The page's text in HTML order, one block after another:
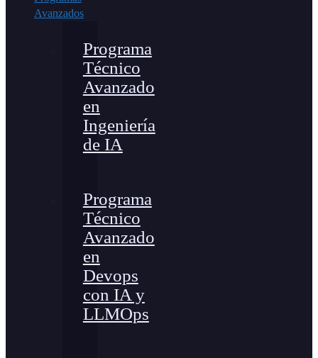
Avanzados
Programa
Técnico
Avanzado
en
Ingeniería
de IA
Programa
Técnico
Avanzado
en
Devops
con IA y
LLMOps